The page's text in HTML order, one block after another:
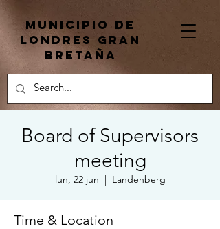
Municipio de
Londres Gran
Bretaña
Board of Supervisors
meeting
lun, 22 jun
  |
Landenberg
Time & Location